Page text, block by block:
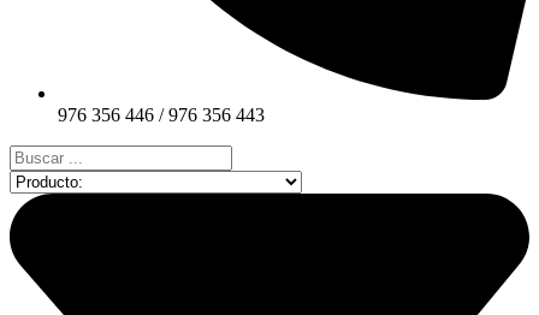
976 356 446 / 976 356 443
Search
...